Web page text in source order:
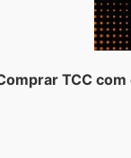
TCC